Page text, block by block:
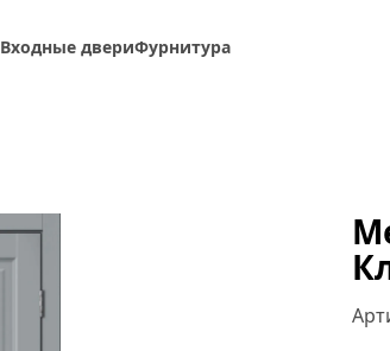
Входные двериФурнитура